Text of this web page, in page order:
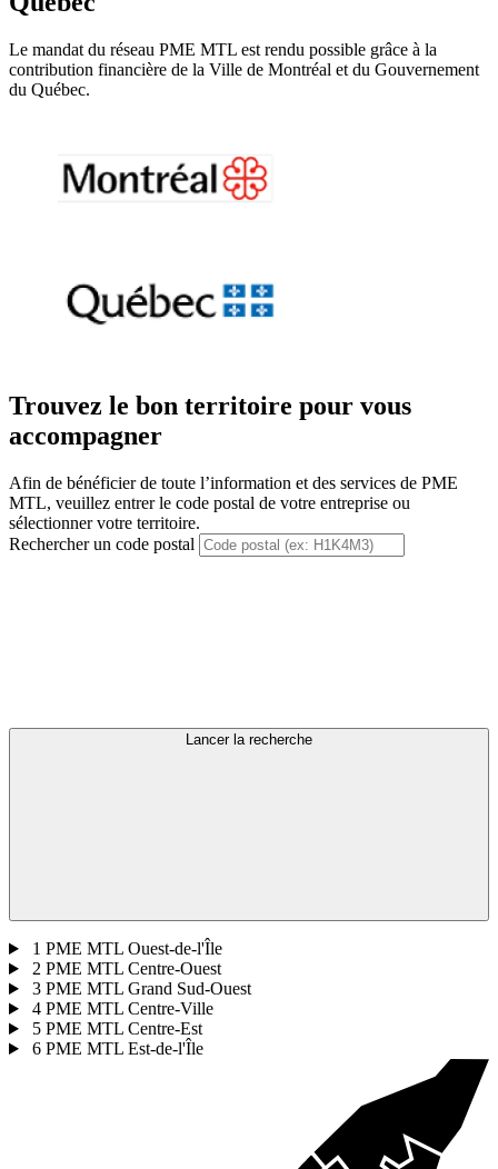
Le mandat du réseau PME MTL est rendu possible grâce à la
contribution financière de la Ville de Montréal et du Gouvernement
du Québec.
Trouvez le bon territoire pour vous
accompagner
Afin de bénéficier de toute l’information et des services de PME
MTL, veuillez entrer le code postal de votre entreprise ou
sélectionner votre territoire.
Rechercher un code postal
Lancer la recherche
1 PME MTL Ouest-de-l'Île
2 PME MTL Centre-Ouest
3 PME MTL Grand Sud-Ouest
4 PME MTL Centre-Ville
5 PME MTL Centre-Est
6 PME MTL Est-de-l'Île